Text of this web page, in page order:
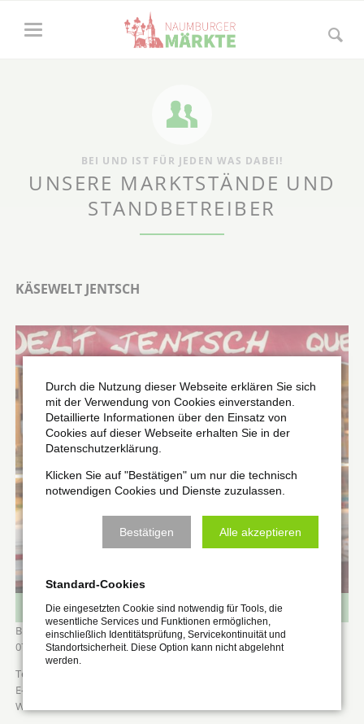
BEI UND IST FÜR JEDEN WAS DABEI!
UNSERE MARKTSTÄNDE UND
STANDBETREIBER
KÄSEWELT JENTSCH
Käsewelt Jentsch, Konrad Jentsch
Burgstraße 1
07751
Rothenstein
Durch die Nutzung dieser Webseite erklären Sie sich
mit der Verwendung von Cookies einverstanden.
Detaillierte Informationen über den Einsatz von
Cookies auf dieser Webseite erhalten Sie in der
Datenschutzerklärung.
Klicken Sie auf "Bestätigen" um nur die technisch
notwendigen Cookies und Dienste zuzulassen.
Bestätigen Alle akzeptieren
Standard-Cookies
Die eingesetzten Cookie sind notwendig für Tools, die
wesentliche Services und Funktionen ermöglichen,
einschließlich Identitätsprüfung, Servicekontinuität und
Standortsicherheit. Diese Option kann nicht abgelehnt
werden.